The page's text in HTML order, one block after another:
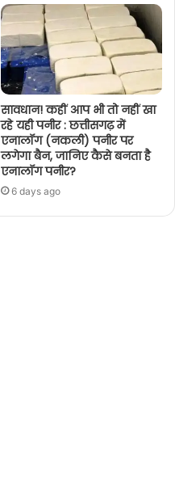
सावधान! कहीं आप भी तो नहीं खा
रहे यही पनीर : छत्तीसगढ़ में
एनालॉग (नकली) पनीर पर
लगेगा बैन, जानिए कैसे बनता है
एनालॉग पनीर?
6 days ago